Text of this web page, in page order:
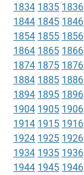
1834 1835 1836
1844 1845 1846
1854 1855 1856
1864 1865 1866
1874 1875 1876
1884 1885 1886
1894 1895 1896
1904 1905 1906
1914 1915 1916
1924 1925 1926
1934 1935 1936
1944 1945 1946